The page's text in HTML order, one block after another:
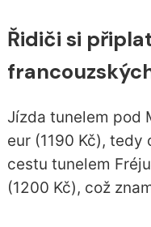
Řidiči si
Jízda tunelem pod
eur (1190 Kč), tedy
cestu tunelem
(1200 Kč), což